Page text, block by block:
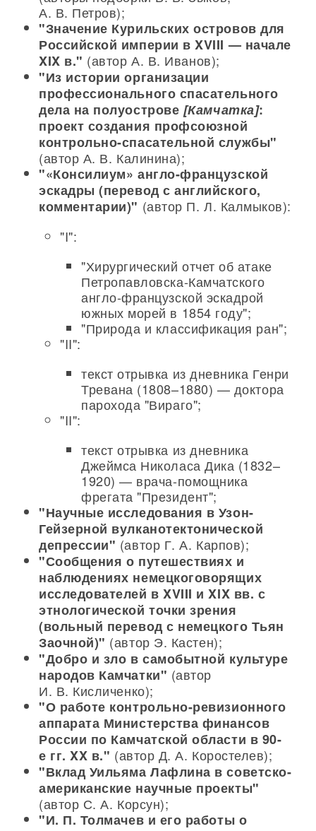
А. В. Петров);
"Значение Курильских островов для
Российской империи в XVIII — начале
XIX в." (автор А. В. Иванов);
"Из истории организации
профессионального спасательного
дела на полуострове [Камчатка]:
проект создания профсоюзной
контрольно-спасательной службы"
(автор А. В. Калинина);
"«Консилиум» англо-французской
эскадры (перевод с английского,
комментарии)" (автор П. Л. Калмыков):
"I":
"Хирургический отчет об атаке
Петропавловска-Камчатского
англо-французской эскадрой
южных морей в 1854 году";
"Природа и классификация ран";
"II":
текст отрывка из дневника Генри
Тревана (1808–1880) — доктора
парохода "Вираго";
"II":
текст отрывка из дневника
Джеймса Николаса Дика (1832–
1920) — врача-помощника
фрегата "Президент";
"Научные исследования в Узон-
Гейзерной вулканотектонической
депрессии" (автор Г. А. Карпов);
"Сообщения о путешествиях и
наблюдениях немецкоговорящих
исследователей в XVIII и XIX вв. с
этнологической точки зрения
(вольный перевод с немецкого Тьян
Заочной)" (автор Э. Кастен);
"Добро и зло в самобытной культуре
народов Камчатки" (автор
И. В. Кисличенко);
"О работе контрольно-ревизионного
аппарата Министерства финансов
России по Камчатской области в 90-
е гг. XX в." (автор Д. А. Коростелев);
"Вклад Уильяма Лафлина в советско-
американские научные проекты"
(автор С. А. Корсун);
"И. П. Толмачев и его работы о